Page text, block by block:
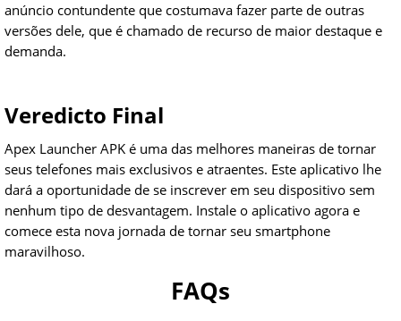
anúncio contundente que costumava fazer parte de outras
versões dele, que é chamado de recurso de maior destaque e
demanda.
Veredicto Final
Apex Launcher APK é uma das melhores maneiras de tornar
seus telefones mais exclusivos e atraentes. Este aplicativo lhe
dará a oportunidade de se inscrever em seu dispositivo sem
nenhum tipo de desvantagem. Instale o aplicativo agora e
comece esta nova jornada de tornar seu smartphone
maravilhoso.
FAQs